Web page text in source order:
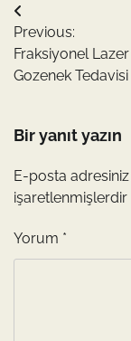
Yazı
gezinmesi
Previous:
Fraksiyonel
Gozenek Tedavisi
Bir yanıt yazın
E-posta
işaretlenmişlerdir
Yorum *